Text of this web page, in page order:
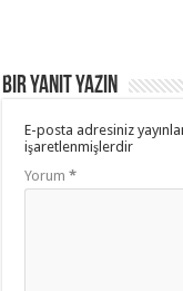
Bir yanıt yazın
E-posta adresiniz
işaretlenmişlerdir
Yorum*